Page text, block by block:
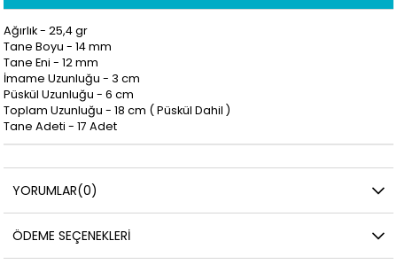
Ağırlık - 25,4 gr
Tane Boyu - 14 mm
Tane Eni - 12 mm
İmame Uzunluğu - 3cm
Püskül Uzunluğu - 6 cm
Toplam Uzunluğu - 18 cm ( Püskül Dahil )
Tane Adeti - 17 Adet
YORUMLAR(0)
ÖDEME SEÇENEKLERI